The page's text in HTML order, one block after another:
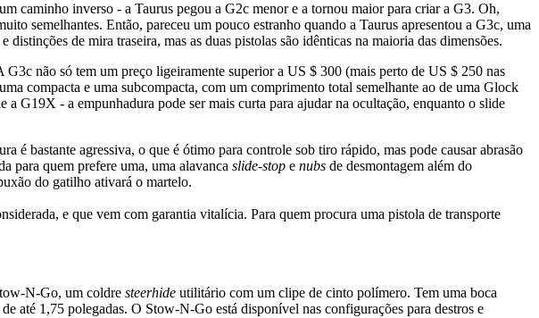
caminho inverso - a Taurus pegou a G2c menor e a tornou maior para criar a G3. Oh,
semelhantes. Então, pareceu um pouco estranho quando a Taurus apresentou a G3c, uma
de mira traseira, mas as duas pistolas são idênticas na maioria das dimensões.
não só tem um preço ligeiramente superior a US $ 300 (mais perto de US $ 250 nas
compacta e uma subcompacta, com um comprimento total semelhante ao de uma Glock
G19X - a empunhadura pode ser mais curta para ajudar na ocultação, enquanto o slide
é bastante agressiva, o que é ótimo para controle sob tiro rápido, mas pode causar abrasão
para quem prefere uma, uma alavanca slide-stop e nubs de desmontagem além do
do gatilho ativará o martelo.
e que vem com garantia vitalícia. Para quem procura uma pistola de transporte
N-Go, um coldre steerhide utilitário com um clipe de cinto polímero. Tem uma boca
até 1,75 polegadas. O Stow-N-Go está disponível nas configurações para destros e